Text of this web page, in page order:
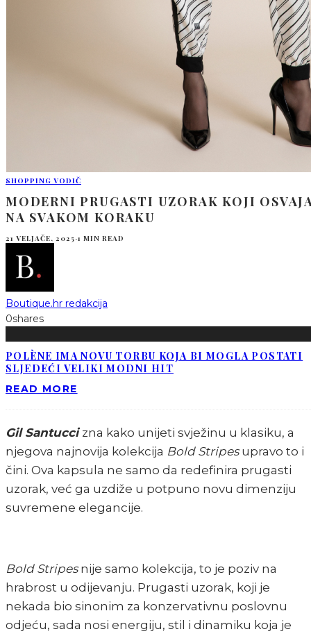
SHOPPING VODIČ
MODERNI PRUGASTI UZORAK KOJI
NA SVAKOM KORAKU
21 VELJAČE, 2025·1 MIN READ
Boutique.hr redakcija
0shares
POLÈNE IMA NOVU TORBU KOJA BI MOGLA POSTATI
SLJEDEĆI VELIKI MODNI HIT
READ MORE
Gil Santuccizna kako unijeti svježinu u klasiku, a
njegova najnovija kolekcija Bold Stripesupravo to i
čini. Ova kapsula ne samo da redefinira prugasti
uzorak, već ga uzdiže u potpuno novu dimenziju
suvremene elegancije.
Bold Stripesnije samo kolekcija, to je poziv na
hrabrost u odijevanju. Prugasti uzorak, koji je
nekada bio sinonim za konzervativnu poslovnu
odjeću, sada nosi energiju, stil i dinamiku koja je